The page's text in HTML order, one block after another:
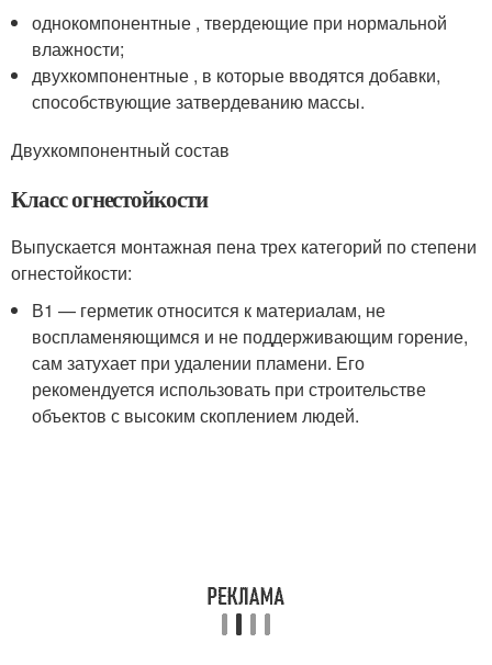
однокомпонентные , твердеющие при нормальной
влажности;
двухкомпонентные , в которые вводятся добавки,
способствующие затвердеванию массы.
Двухкомпонентный состав
Класс огнестойкости
Выпускается монтажная пена трех категорий по степени
огнестойкости:
В1 — герметик относится к материалам, не
воспламеняющимся и не поддерживающим горение,
сам затухает при удалении пламени. Его
рекомендуется использовать при строительстве
объектов с высоким скоплением людей.